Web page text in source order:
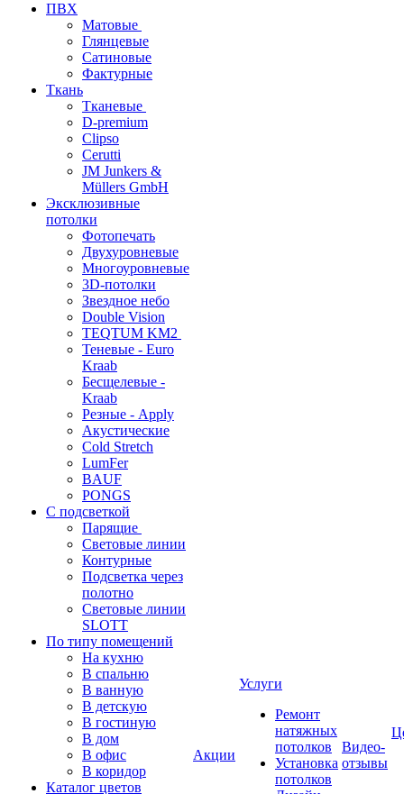
ПВХ
Матовые
Глянцевые
Сатиновые
Фактурные
Ткань
Тканевые
D-premium
Clipso
Cerutti
JM Junkers &
Müllers GmbH
Эксклюзивные
потолки
Фотопечать
Двухуровневые
Многоуровневые
3D-потолки
Звездное небо
Double Vision
TEQTUM KM2
Теневые - Euro
Kraab
Бесщелевые -
Kraab
Резные - Apply
Акустические
Cold Stretch
LumFer
BAUF
PONGS
С подсветкой
Парящие
Световые линии
Контурные
Подсветка через
полотно
Световые линии
SLOTT
По типу помещений
На кухню
В спальню
В ванную
В детскую
В гостиную
В дом
В офис
В коридор
Каталог цветов
Акции
Услуги
Ремонт
натяжных
потолков
Установка
потолков
Видео-
отзывы